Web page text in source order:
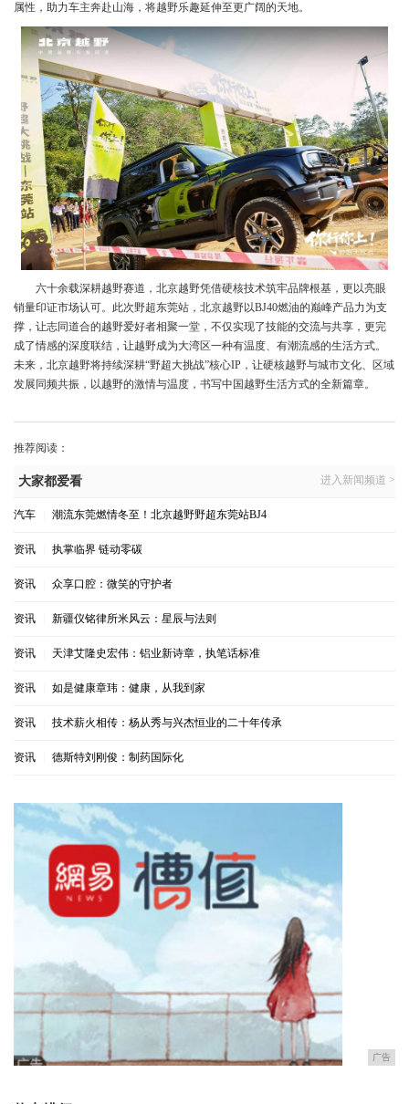
属性，助力车主奔赴山海，将越野乐趣延伸至更广阔的天地。
六十余载深耕越野赛道，北京越野凭借硬核技术筑牢品牌根基，更以亮眼
销量印证市场认可。此次野超东莞站，北京越野以BJ40燃油的巅峰产品力为支
撑，让志同道合的越野爱好者相聚一堂，不仅实现了技能的交流与共享，更完
成了情感的深度联结，让越野成为大湾区一种有温度、有潮流感的生活方式。
未来，北京越野将持续深耕“野超大挑战”核心IP，让硬核越野与城市文化、区域
发展同频共振，以越野的激情与温度，书写中国越野生活方式的全新篇章。
推荐阅读：
大家都爱看 进入新闻频道 >
汽车 潮流东莞燃情冬至！北京越野野超东莞站BJ4
资讯 执掌临界 链动零碳
资讯 众享口腔：微笑的守护者
资讯 新疆仪铭律所米风云：星辰与法则
资讯 天津艾隆史宏伟：铝业新诗章，执笔话标准
资讯 如是健康章玮：健康，从我到家
资讯 技术薪火相传：杨从秀与兴杰恒业的二十年传承
资讯 德斯特刘刚俊：制药国际化
广告